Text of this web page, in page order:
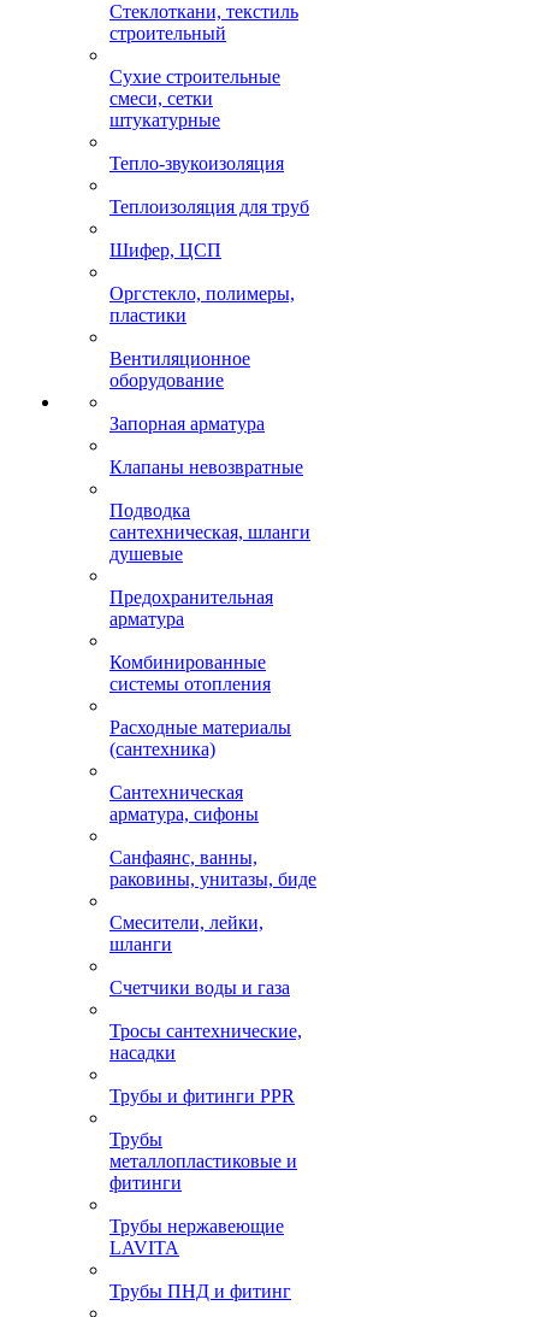
Стеклоткани, текстиль
строительный
Сухие строительные
смеси, сетки
штукатурные
Тепло-звукоизоляция
Теплоизоляция для труб
Шифер, ЦСП
Оргстекло, полимеры,
пластики
Вентиляционное
оборудование
Запорная арматура
Клапаны невозвратные
Подводка
сантехническая, шланги
душевые
Предохранительная
арматура
Комбинированные
системы отопления
Расходные материалы
(сантехника)
Сантехническая
арматура, сифоны
Санфаянс, ванны,
раковины, унитазы, биде
Смесители, лейки,
шланги
Счетчики воды и газа
Тросы сантехнические,
насадки
Трубы и фитинги PPR
Трубы
металлопластиковые и
фитинги
Трубы нержавеющие
LAVITA
Трубы ПНД и фитинг